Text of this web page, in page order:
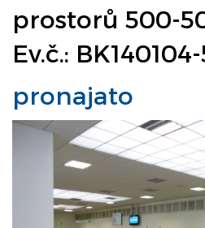
prostorů 500-
Ev.č.:
pronajato